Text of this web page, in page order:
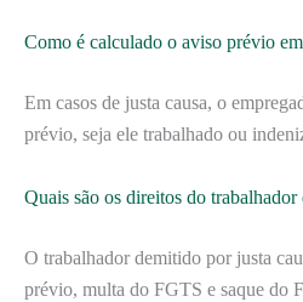
Como é calculado o aviso prévio
Em casos de justa causa, o
prévio, seja ele trabalhado ou
Quais são os direitos do
O trabalhador demitido por justa
prévio, multa do FGTS e saque do